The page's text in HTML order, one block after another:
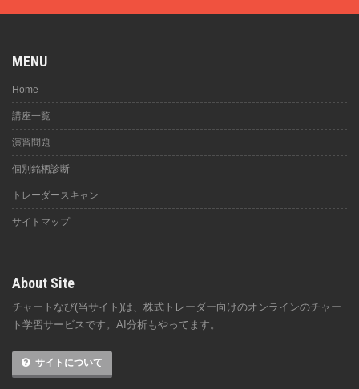
MENU
Home
講座一覧
演習問題
個別銘柄診断
トレーダースキャン
サイトマップ
About Site
チャートなび(当サイト)は、株式トレーダー向けのオンラインのチャー
ト学習サービスです。AI分析もやってます。
サイトについて